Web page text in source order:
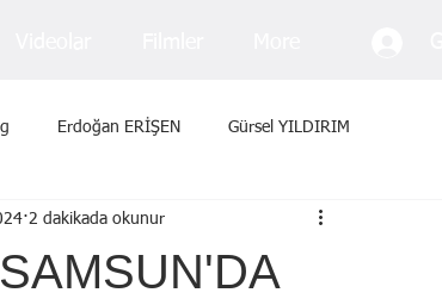
Erdoğan ERİŞEN Gürsel YILDIRIM
KADEMOĞLU Avni İŞBAKAN Yavuz KALYONCU
2 dakikada okunur